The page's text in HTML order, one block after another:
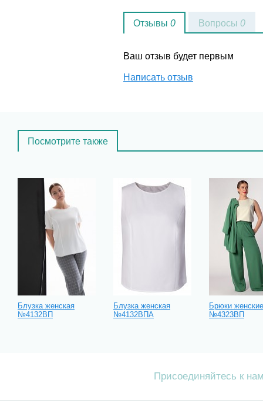
Отзывы 0
Ваш отзыв будет первым
Написать отзыв
Вопросы 0
Посмотрите также
Блузка женская
№4132ВП
Блузка женская
№4132ВПА
Брюки женские
№4323ВП
Присоединяйтесь к